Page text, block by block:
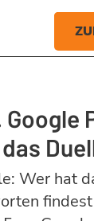
Wer hat